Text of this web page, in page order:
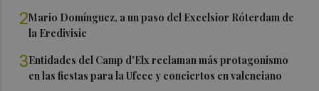
2Mario Domínguez, a un paso del Excelsior Róterdam de
la Eredivisie
3Entidades del Camp d'Elx reclaman más protagonismo
en las fiestas para la Ufece y conciertos en valenciano